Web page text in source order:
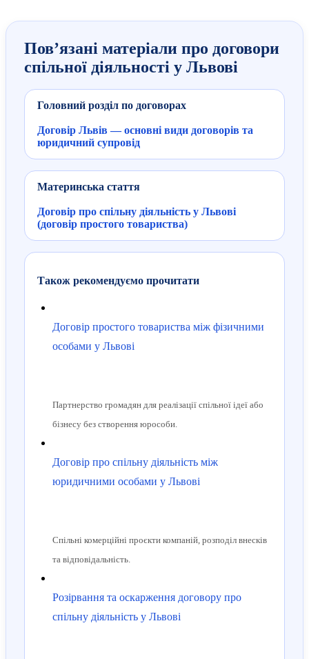
Пов’язані матеріали про договори
спільної діяльності у Львові
Головний розділ по договорах
Договір Львів — основні види договорів та
юридичний супровід
Материнська стаття
Договір про спільну діяльність у Львові
(договір простого товариства)
Також рекомендуємо прочитати
Договір простого товариства між фізичними
особами у Львові
Партнерство громадян для реалізації спільної ідеї або
бізнесу без створення юрособи.
Договір про спільну діяльність між
юридичними особами у Львові
Спільні комерційні проєкти компаній, розподіл внесків
та відповідальність.
Розірвання та оскарження договору про
спільну діяльність у Львові